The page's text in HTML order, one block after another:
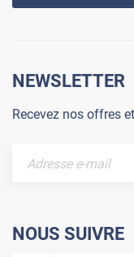
NEWSLETTER
Recevez nos offres
NOUS SUIVRE